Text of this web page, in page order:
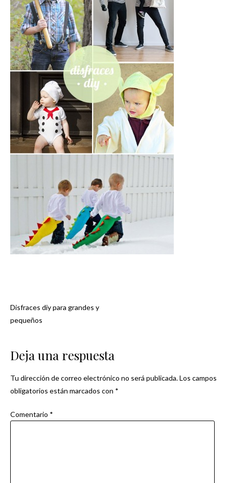
Navegación
Disfraces diy para grandes y
pequeños
Deja una respuesta
Tu dirección de correo electrónico no será publicada.Los campos
obligatorios están marcados con *
Comentario *